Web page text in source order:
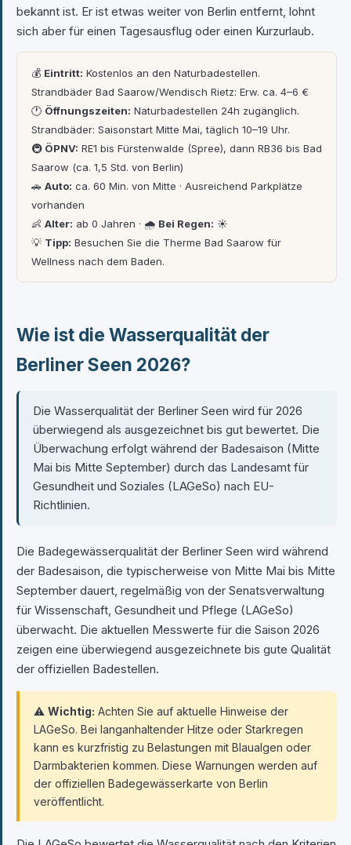
bekannt ist. Er ist etwas weiter von Berlin entfernt, lohnt
sich aber für einen Tagesausflug oder einen Kurzurlaub.
💰 Eintritt: Kostenlos an den Naturbadestellen.
Strandbäder Bad Saarow/Wendisch Rietz: Erw. ca. 4–6 €
🕐 Öffnungszeiten: Naturbadestellen 24h zugänglich.
Strandbäder: Saisonstart Mitte Mai, täglich 10–19 Uhr.
🚇 ÖPNV: RE1 bis Fürstenwalde (Spree), dann RB36 bis Bad
Saarow (ca. 1,5 Std. von Berlin)
🚗 Auto: ca. 60 Min. von Mitte · Ausreichend Parkplätze
vorhanden
👶 Alter: ab 0 Jahren · 🌧 Bei Regen: ☀️
💡 Tipp: Besuchen Sie die Therme Bad Saarow für
Wellness nach dem Baden.
Wie ist die Wasserqualität der
Berliner Seen 2026?
Die Wasserqualität der Berliner Seen wird für 2026
überwiegend als ausgezeichnet bis gut bewertet. Die
Überwachung erfolgt während der Badesaison (Mitte
Mai bis Mitte September) durch das Landesamt für
Gesundheit und Soziales (LAGeSo) nach EU-
Richtlinien.
Die Badegewässerqualität der Berliner Seen wird während
der Badesaison, die typischerweise von Mitte Mai bis Mitte
September dauert, regelmäßig von der Senatsverwaltung
für Wissenschaft, Gesundheit und Pflege (LAGeSo)
überwacht. Die aktuellen Messwerte für die Saison 2026
zeigen eine überwiegend ausgezeichnete bis gute Qualität
der offiziellen Badestellen.
⚠️ Wichtig: Achten Sie auf aktuelle Hinweise der
LAGeSo. Bei langanhaltender Hitze oder Starkregen
kann es kurzfristig zu Belastungen mit Blaualgen oder
Darmbakterien kommen. Diese Warnungen werden auf
der offiziellen Badegewässerkarte von Berlin
veröffentlicht.